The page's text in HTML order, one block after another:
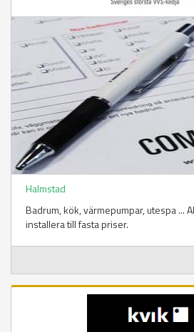
Halmstad
Badrum, kök, värmepumpar, utespa ...
installera till fasta priser.